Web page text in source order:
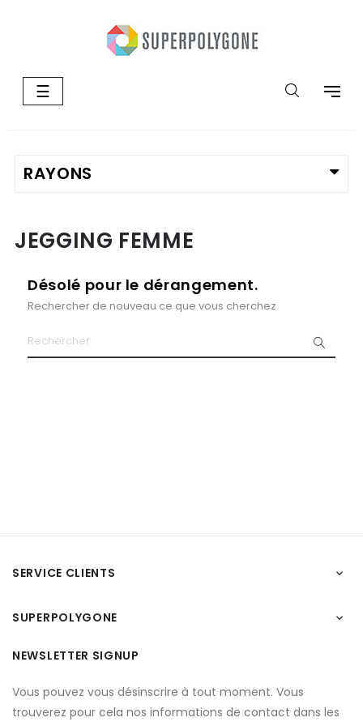
Basculer
la
☰
JEGGING FEMME
Désolé pour le dérangement.
Rechercher de nouveau ce que vous cherchez
SERVICE CLIENTS 
SUPERPOLYGONE 
NEWSLETTER SIGNUP
Vous pouvez vous désinscrire à tout moment. Vous
trouverez pour cela nos informations de contact dans les